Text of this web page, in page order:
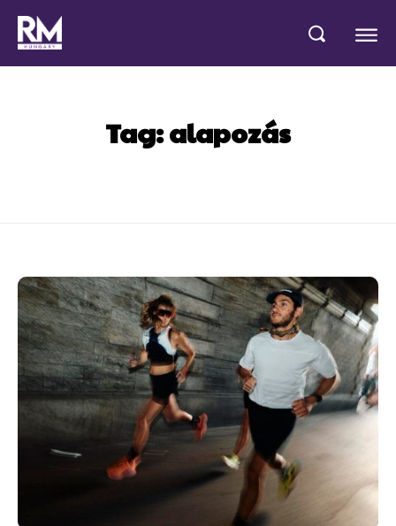
Tag:alapozás